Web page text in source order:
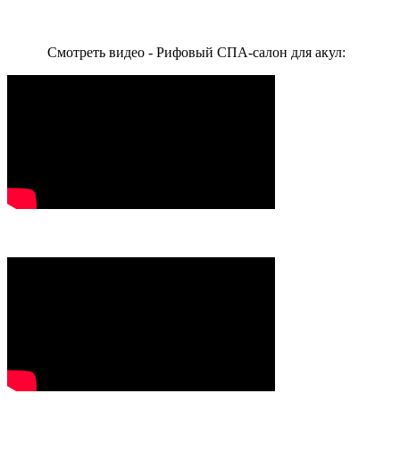
Смотреть видео - Рифовый СПА-салон для акул: